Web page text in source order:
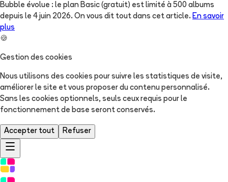
Bubble évolue : le plan Basic (gratuit) est limité à 500 albums
depuis le 4 juin 2026. On vous dit tout dans cet article. En savoir
plus
🍪
Gestion des cookies
Nous utilisons des cookies pour suivre les statistiques de visite,
améliorer le site et vous proposer du contenu personnalisé.
Sans les cookies optionnels, seuls ceux requis pour le
fonctionnement de base seront conservés.
Accepter tout Refuser